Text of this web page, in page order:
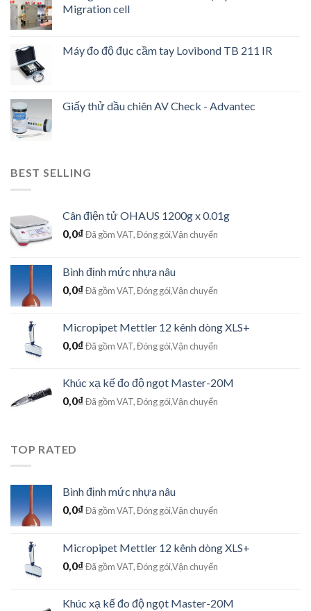
Migration cell
Máy đo độ đục cầm tay Lovibond TB 211 IR
Giấy thử dầu chiên AV Check - Advantec
BEST SELLING
Cân điện tử OHAUS 1200g x 0.01g
0,0₫Đã gồm VAT, Đóng gói,Vận chuyển
Bình định mức nhựa nâu
0,0₫Đã gồm VAT, Đóng gói,Vận chuyển
Micropipet Mettler 12 kênh dòng XLS+
0,0₫Đã gồm VAT, Đóng gói,Vận chuyển
Khúc xạ kế đo độ ngọt Master-20M
0,0₫Đã gồm VAT, Đóng gói,Vận chuyển
TOP RATED
Bình định mức nhựa nâu
0,0₫Đã gồm VAT, Đóng gói,Vận chuyển
Micropipet Mettler 12 kênh dòng XLS+
0,0₫Đã gồm VAT, Đóng gói,Vận chuyển
Khúc xạ kế đo độ ngọt Master-20M